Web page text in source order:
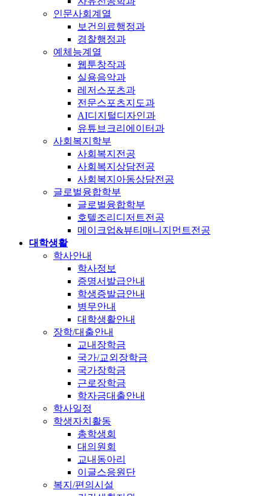
인문사회계열
보건의료행정과
경찰행정과
예체능계열
웹툰창작과
실용음악과
레저스포츠과
전문스포츠지도과
AI디지털디자인과
유튜브크리에이터과
사회복지학부
사회복지전공
사회복지상담전공
사회복지아동상담전공
글로벌융합학부
글로벌융합학부
호텔조리디저트전공
메이크업&뷰티매니지먼트전공
대학생활
학사안내
학사정보
증명서발급안내
학생증발급안내
병무안내
대학생활안내
장학/대출안내
교내장학금
국가/교외장학금
국가장학금
근로장학금
학자금대출안내
학사일정
학생자치활동
총학생회
대의원회
교내동아리
이글스응원단
복지/편의시설